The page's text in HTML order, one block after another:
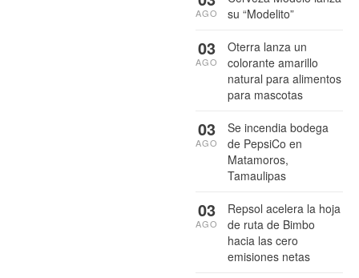
su “Modelito”
AGO
Oterra lanza un
colorante amarillo
natural para alimentos
para mascotas
03
AGO
Se incendia bodega
de PepsiCo en
Matamoros,
Tamaulipas
03
AGO
Repsol acelera la hoja
de ruta de Bimbo
hacia las cero
emisiones netas
03
AGO